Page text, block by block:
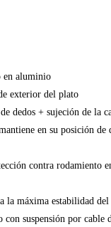
en aluminio
exterior del plato
dedos + sujeción de la
en su posición de
contra rodamiento
la máxima estabilidad
suspensión por cable